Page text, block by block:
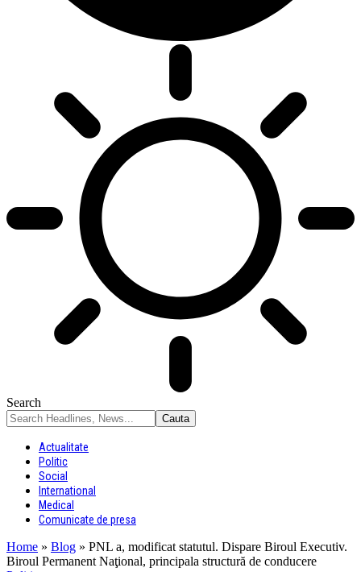
Search
Actualitate
Politic
Social
International
Medical
Comunicate de presa
Home » Blog » PNL a, modificat statutul. Dispare Biroul Executiv.
Biroul Permanent Naţional, principala structură de conducere